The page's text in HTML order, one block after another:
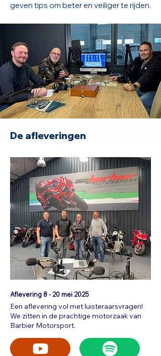
geven tips om beter en veiliger te rijden.
De afleveringen
Aflevering 8 - 20mei 2025
Een aflevering vol met luisteraarsvragen!
We zitten in de prachtige motorzaak van
Barbier Motorsport.